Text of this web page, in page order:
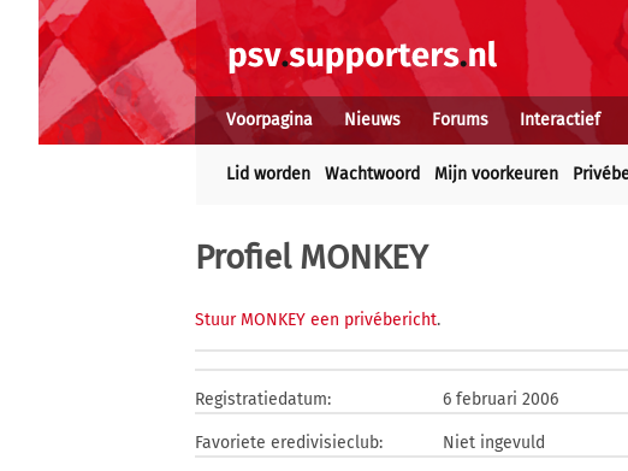
Voorpagina Nieuws Forums Interactief
Lid worden Wachtwoord Mijn voorkeuren
Profiel MONKEY
Stuur MONKEY een privébericht.
Registratiedatum: 6 februari 2006
Favoriete eredivisieclub: Niet ingevuld